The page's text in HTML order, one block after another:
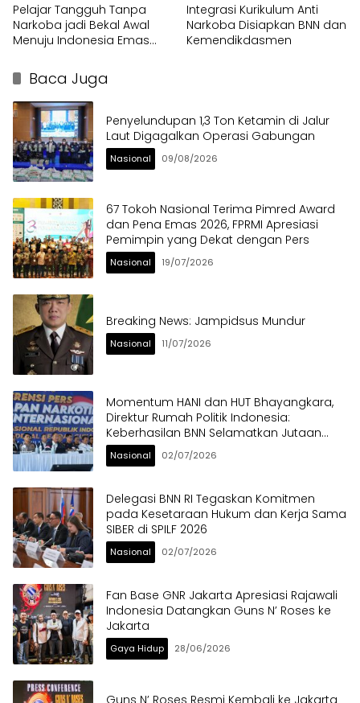
Pelajar Tangguh Tanpa
Narkoba jadi Bekal Awal
Menuju Indonesia Emas
Integrasi Kurikulum Anti
Narkoba Disiapkan BNN dan
Kemendikdasmen
Baca Juga
Penyelundupan 1,3 Ton Ketamin di Jalur
Laut Digagalkan Operasi Gabungan
Nasional 09/08/2026
67 Tokoh Nasional Terima Pimred Award
dan Pena Emas 2026, FPRMI Apresiasi
Pemimpin yang Dekat dengan Pers
Nasional 19/07/2026
Breaking News: Jampidsus Mundur
Nasional 11/07/2026
Momentum HANI dan HUT Bhayangkara,
Direktur Rumah Politik Indonesia:
Keberhasilan BNN Selamatkan Jutaan
Anak Bangsa dari Ancaman Narkoba
Nasional 02/07/2026
Delegasi BNN RI Tegaskan Komitmen
pada Kesetaraan Hukum dan Kerja Sama
SIBER di SPILF 2026
Nasional 02/07/2026
Fan Base GNR Jakarta Apresiasi Rajawali
Indonesia Datangkan Guns N’ Roses ke
Jakarta
Gaya Hidup 28/06/2026
Guns N’ Roses Resmi Kembali ke Jakarta